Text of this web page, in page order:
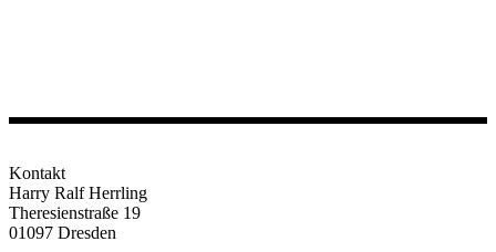
Kontakt
Harry Ralf Herrling
Theresienstraße 19
01097 Dresden